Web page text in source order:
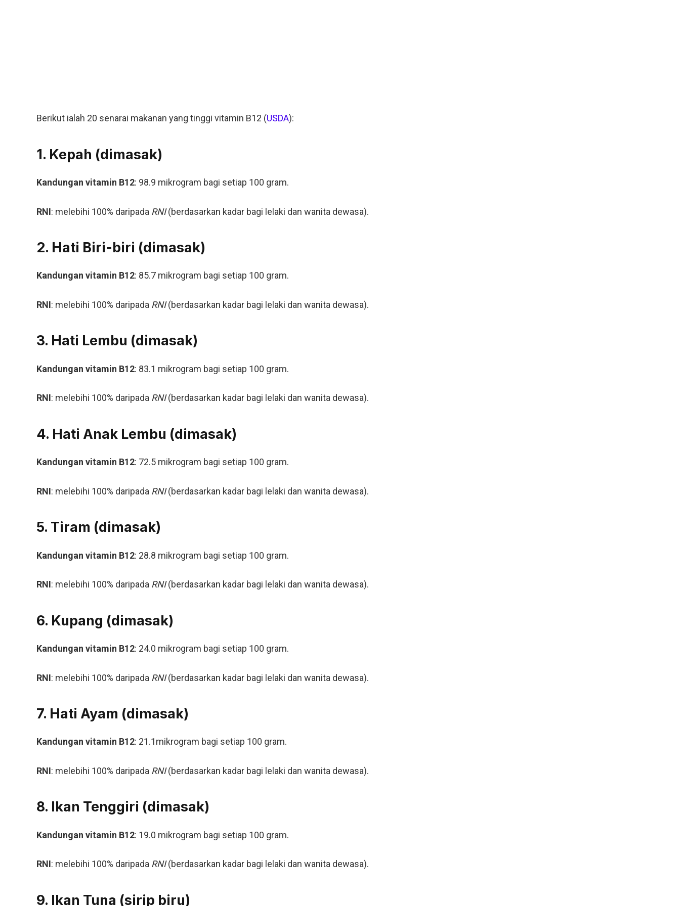
Berikut ialah 20 senarai makanan yang tinggi vitamin B12 (USDA):
1. Kepah (dimasak)
Kandungan vitamin B12: 98.9 mikrogram bagi setiap 100 gram.
RNI: melebihi 100% daripada RNI(berdasarkan kadar bagi lelaki dan wanita dewasa).
2. Hati Biri-biri (dimasak)
Kandungan vitamin B12: 85.7 mikrogram bagi setiap 100 gram.
RNI: melebihi 100% daripada RNI(berdasarkan kadar bagi lelaki dan wanita dewasa).
3. Hati Lembu (dimasak)
Kandungan vitamin B12: 83.1 mikrogram bagi setiap 100 gram.
RNI: melebihi 100% daripada RNI(berdasarkan kadar bagi lelaki dan wanita dewasa).
4. Hati Anak Lembu (dimasak)
Kandungan vitamin B12: 72.5 mikrogram bagi setiap 100 gram.
RNI: melebihi 100% daripada RNI(berdasarkan kadar bagi lelaki dan wanita dewasa).
5. Tiram (dimasak)
Kandungan vitamin B12: 28.8 mikrogram bagi setiap 100 gram.
RNI: melebihi 100% daripada RNI(berdasarkan kadar bagi lelaki dan wanita dewasa).
6. Kupang (dimasak)
Kandungan vitamin B12: 24.0 mikrogram bagi setiap 100 gram.
RNI: melebihi 100% daripada RNI(berdasarkan kadar bagi lelaki dan wanita dewasa).
7. Hati Ayam (dimasak)
Kandungan vitamin B12: 21.1mikrogram bagi setiap 100 gram.
RNI: melebihi 100% daripada RNI(berdasarkan kadar bagi lelaki dan wanita dewasa).
8. Ikan Tenggiri (dimasak)
Kandungan vitamin B12: 19.0 mikrogram bagi setiap 100 gram.
RNI: melebihi 100% daripada RNI(berdasarkan kadar bagi lelaki dan wanita dewasa).
9. Ikan Tuna (sirip biru)